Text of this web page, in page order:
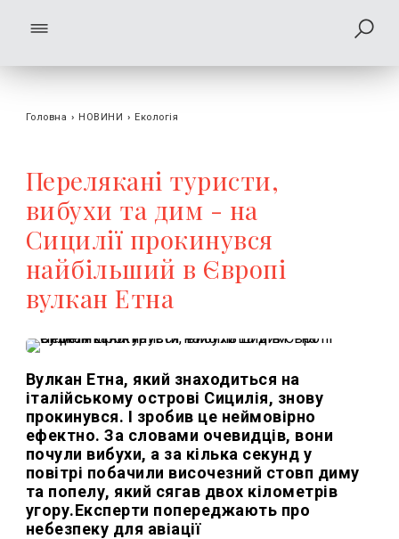
Головна › НОВИНИ › Екологія
Перелякані туристи,
вибухи та дим - на
Сицилії прокинувся
найбільший в Європі
вулкан Етна
Вулкан Етна, який знаходиться на
італійському острові Сицилія, знову
прокинувся. І зробив це неймовірно
ефектно. За словами очевидців, вони
почули вибухи, а за кілька секунд у
повітрі побачили височезний стовп диму
та попелу, який сягав двох кілометрів
угору.Експерти попереджають про
небезпеку для авіації